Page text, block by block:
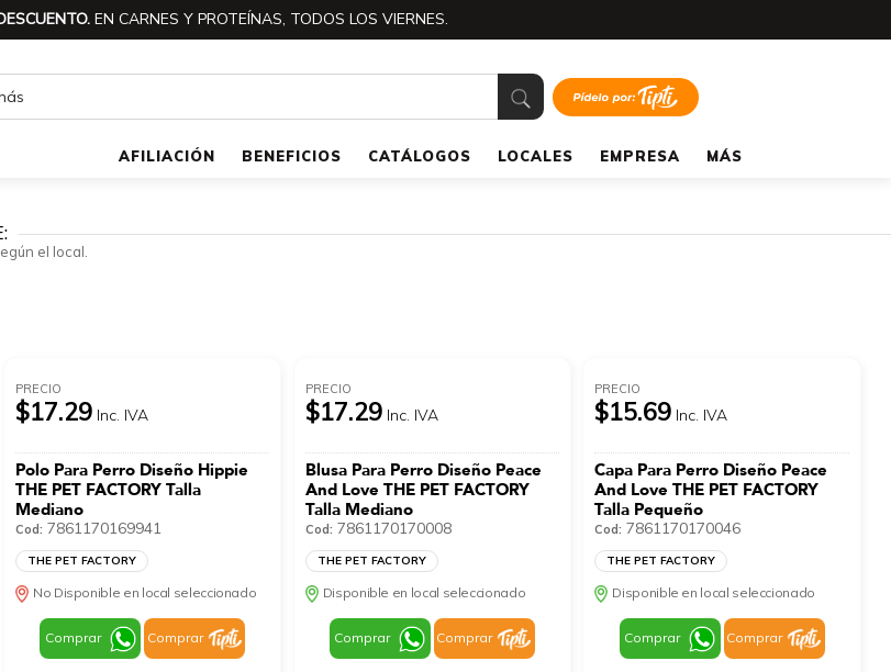
EN CARNES Y PROTEÍNAS, TODOS LOS VIERNES.
AFILIACIÓN BENEFICIOS CATÁLOGOS LOCALES EMPRESA MÁS
el local.
PRECIO
$17.29 Inc. IVA
Polo Para Perro Diseño Hippie
THE PET FACTORY Talla
Mediano
Cod: 7861170169941
THE PET FACTORY
No Disponible en local seleccionado
Comprar Comprar
PRECIO
$17.29 Inc. IVA
Blusa Para Perro Diseño Peace
And Love THE PET FACTORY
Talla Mediano
Cod: 7861170170008
THE PET FACTORY
Disponible en local seleccionado
Comprar Comprar
PRECIO
$15.69 Inc. IVA
Capa Para Perro Diseño Peace
And Love THE PET FACTORY
Talla Pequeño
Cod: 7861170170046
THE PET FACTORY
Disponible en local seleccionado
Comprar Comprar